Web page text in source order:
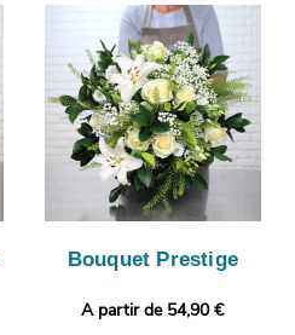
Bouquet Prestige
A partir de 54,90 €